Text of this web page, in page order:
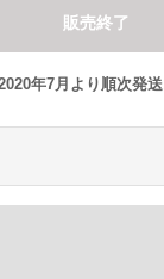
販売終了
年7月より順次発送